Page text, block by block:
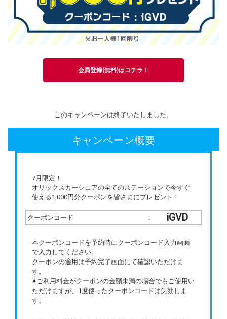
会員登録(無料)はコチラ！
このキャンペーンは終了いたしました。
キャンペーン概要
7月限定！
オリックスカーシェアの全てのステーションで今すぐ
使える1,000円分クーポンを皆さまにプレゼント！
クーポンコード ： iGVD
本クーポンコードを予約時にクーポンコード入力画面
で入力してください。
クーポンの適用は予約完了画面にて確認いただけま
す。
※ご利用料金がクーポンの金額未満の場合でもご使用い
ただけますが、1度使ったクーポンコードは失効しま
す。​